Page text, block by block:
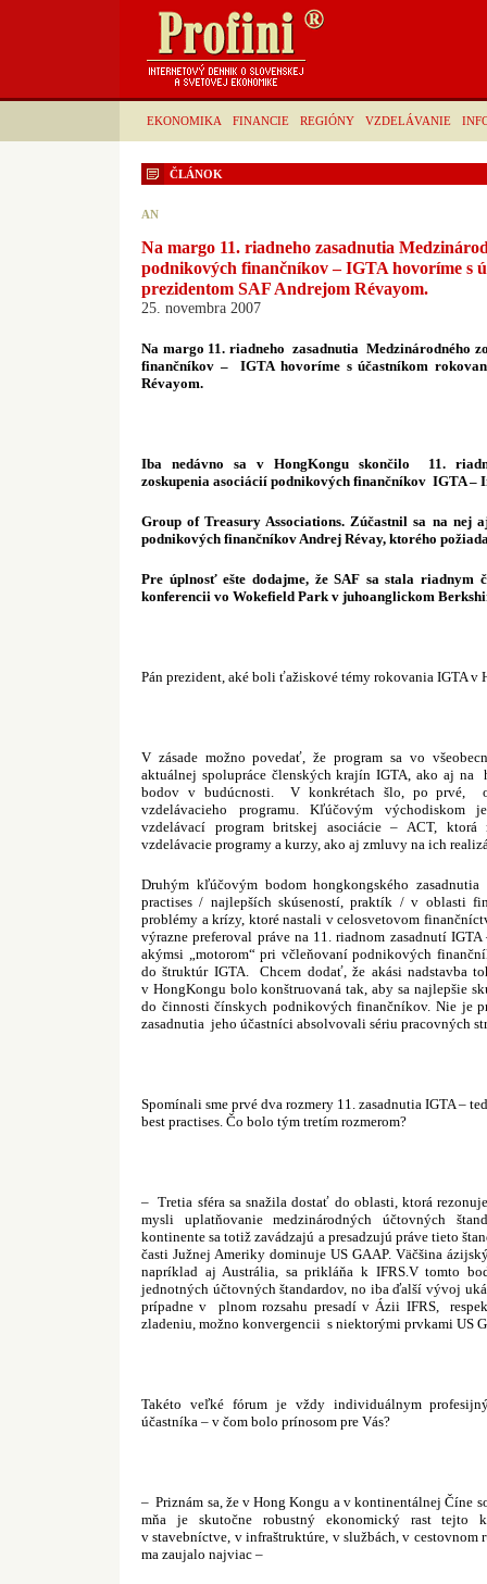
EKONOMIKA FINANCIE REGIÓNY VZDELÁVANIE
ČLÁNOK
AN
Na margo 11. riadneho zasadnutia
podnikových finančníkov – IGTA hovoríme s
prezidentom SAF Andrejom Révayom.
25. novembra 2007
Na margo 11. riadneho zasadnutia Medzinárodného
finančníkov –
IGTA hovoríme s účastníkom
Révayom.
Iba nedávno sa v HongKongu skončilo
11.
zoskupenia asociácií podnikových finančníkov IGTA –
Group of Treasury Associations. Zúčastnil sa na nej
podnikových finančníkov Andrej Révay, ktorého
Pre úplnosť ešte dodajme, že SAF sa stala riadnym
konferencii vo Wokefield Park v juhoanglickom
Pán prezident, aké boli ťažiskové témy rokovania IGTA v
V zásade možno povedať, že program sa vo
aktuálnej spolupráce členských krajín IGTA, ako aj na
bodov v budúcnosti.
V konkrétach šlo, po prvé,
vzdelávacieho programu. Kľúčovým východiskom
vzdelávací program britskej asociácie – ACT, ktorá
vzdelávacie programy a kurzy, ako aj zmluvy na ich
Druhým kľúčovým bodom hongkongského
practises / najlepších skúseností, praktík / v oblasti
problémy a krízy, ktoré nastali v celosvetovom
výrazne preferoval práve na 11. riadnom zasadnutí
akýmsi „motorom“ pri včleňovaní podnikových
do štruktúr IGTA.
Chcem dodať, že akási nadstavba
v HongKongu bolo konštruovaná tak, aby sa najlepšie
do činnosti čínskych podnikových finančníkov. Nie je
zasadnutia jeho účastníci absolvovali sériu pracovných
Spomínali sme prvé dva rozmery 11. zasadnutia IGTA –
best practises. Čo bolo tým tretím rozmerom?
– Tretia sféra sa snažila dostať do oblasti, ktorá
mysli uplatňovanie medzinárodných účtovných
kontinente sa totiž zavádzajú a presadzujú práve tieto
časti Južnej Ameriky dominuje US GAAP. Väčšina
napríklad aj Austrália, sa prikláňa k IFRS.V tomto
jednotných účtovných štandardov, no iba ďalší vývoj
prípadne v plnom rozsahu presadí v Ázii IFRS,
zladeniu, možno konvergencii s niektorými prvkami US
Takéto veľké fórum je vždy individuálnym
účastníka – v čom bolo prínosom pre Vás?
– Priznám sa, že v Hong Kongu a v kontinentálnej Číne
mňa je skutočne robustný ekonomický rast tejto
v stavebníctve, v infraštruktúre, v službách, v cestovnom
ma zaujalo najviac –